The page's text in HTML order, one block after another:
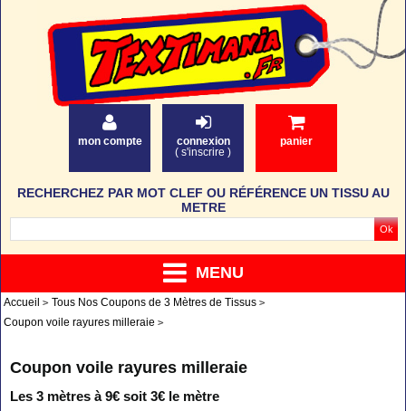
mon compte
connexion
( s'inscrire )
panier
MENU
RECHERCHEZ PAR MOT CLEF OU RÉFÉRENCE UN TISSU AU
METRE
Accueil
Tous Nos Coupons de 3 Mètres de Tissus
Coupon voile rayures milleraie
Coupon voile rayures milleraie
Les 3 mètres à 9€ soit 3€ le mètre